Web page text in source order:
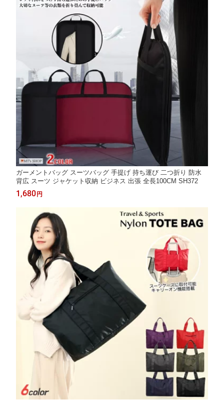
ガーメントバッグ スーツバッグ 手提げ 持ち運び 二つ折り 防水
背広 スーツ ジャケット収納 ビジネス 出張 全長100CM SH372
1,680円